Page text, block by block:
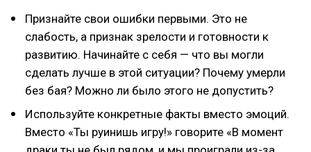
Признайте свои ошибки первыми. Это не
слабость, а признак зрелости и готовности к
развитию. Начинайте с себя — что вы могли
сделать лучше в этой ситуации? Почему умерли
без бая? Можно ли было этого не допустить?
Используйте конкретные факты вместо эмоций.
Вместо «Ты руинишь игру!» говорите «В момент